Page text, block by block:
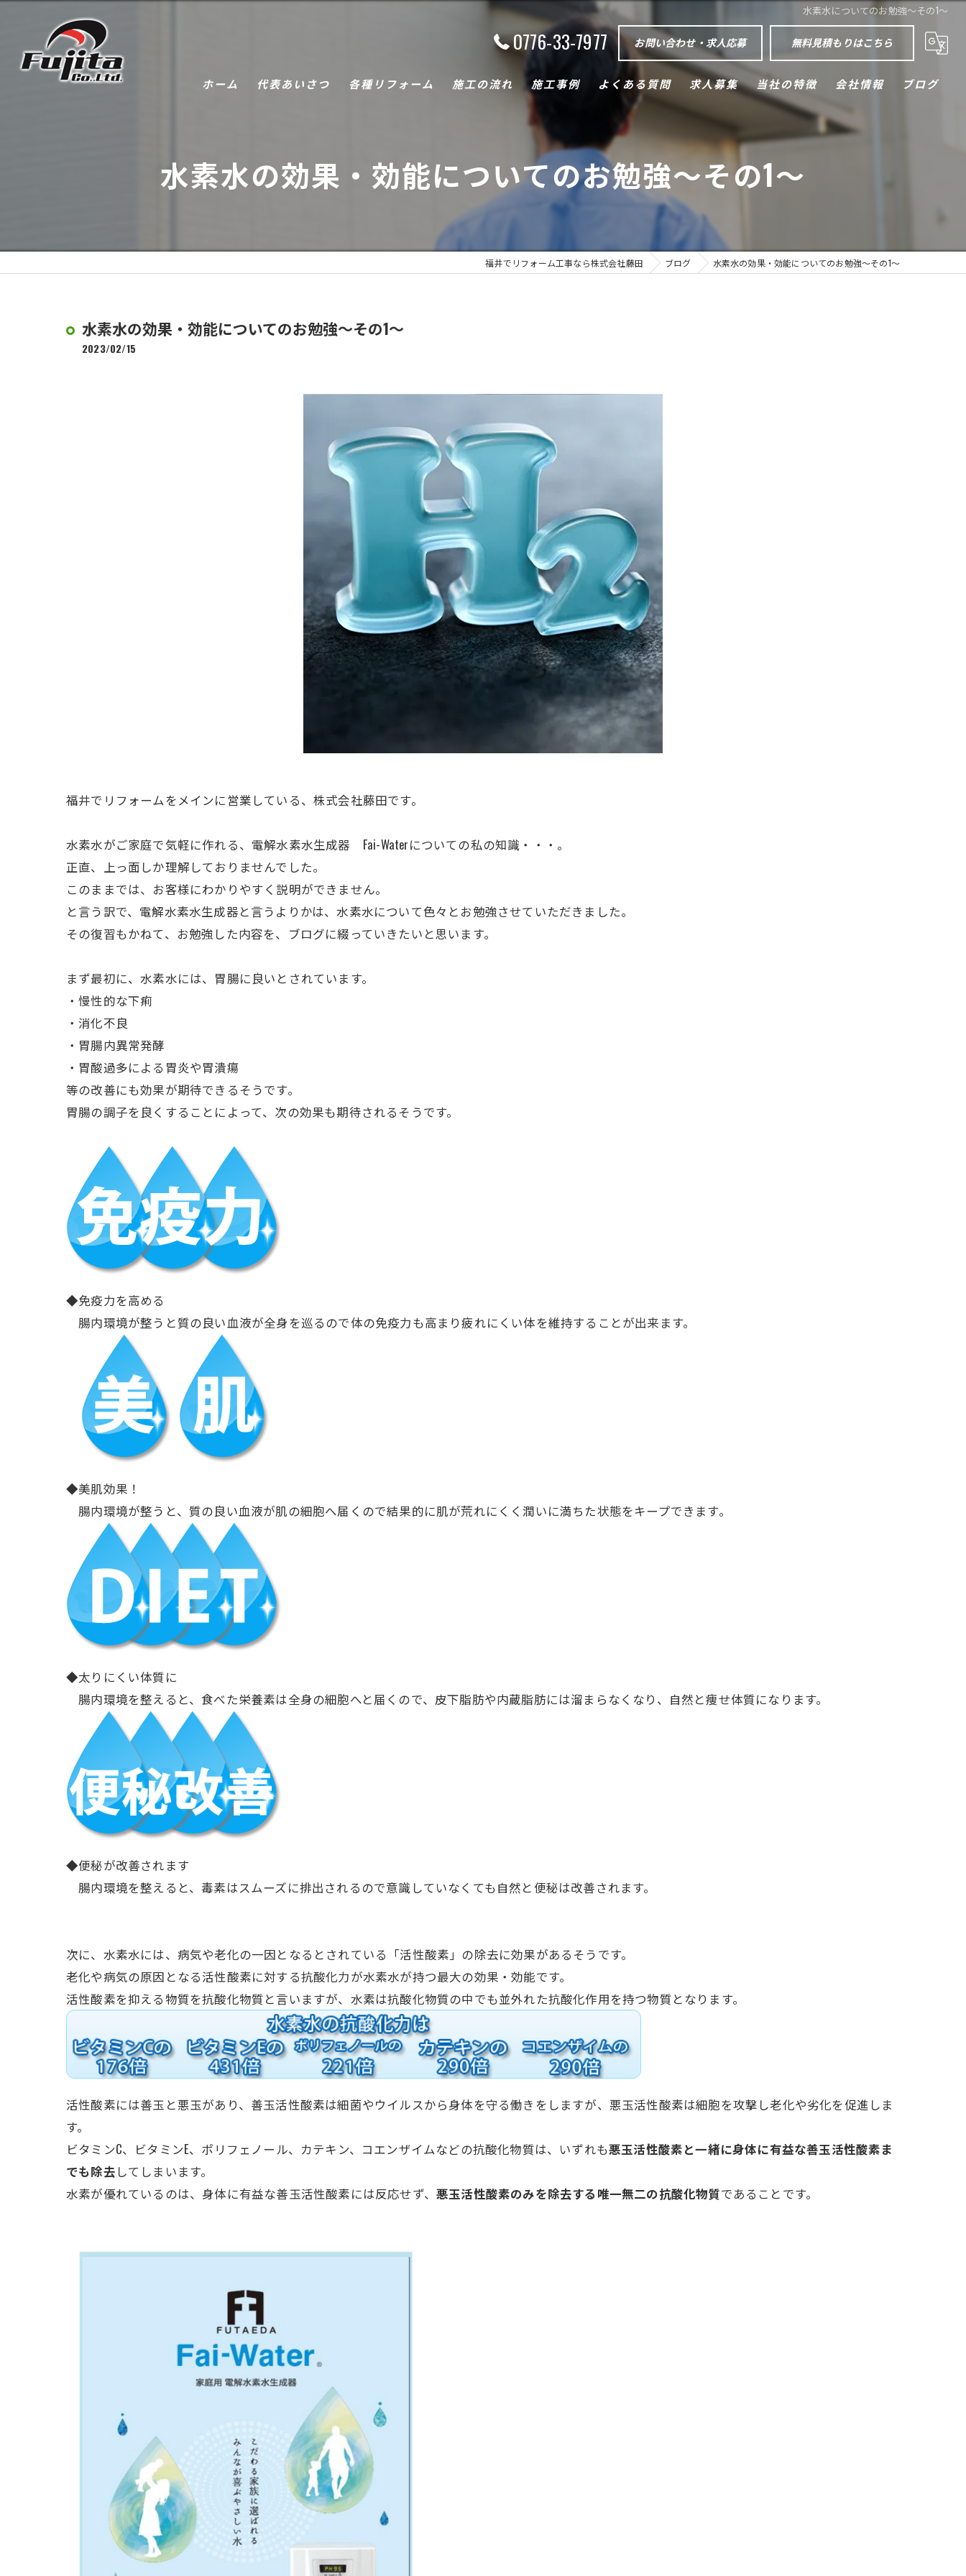
水素水についてのお勉強～その1～
0776-33-7977 お問い合わせ・求人応募 無料見積もりはこちら
ホーム 代表あいさつ 各種リフォーム
トイレ
バリアフリー
施工の流れ 施工事例 よくある質問 求人募集 当社の特徴
屋根塗装
エクステリア
会社情報 ブログ
水素水の効果・効能についてのお勉強～その1～
福井でリフォーム工事なら株式会社藤田 ブログ 水素水の効果・効能についてのお勉強～その1～
水素水の効果・効能についてのお勉強～その1～
2023/02/15
福井でリフォームをメインに営業している、株式会社藤田です。
水素水がご家庭で気軽に作れる、電解水素水生成器 Fai-Waterについての私の知識・・・。
正直、上っ面しか理解しておりませんでした。
このままでは、お客様にわかりやすく説明ができません。
と言う訳で、電解水素水生成器と言うよりかは、水素水について色々とお勉強させていただきました。
その復習もかねて、お勉強した内容を、ブログに綴っていきたいと思います。
まず最初に、水素水には、胃腸に良いとされています。
・慢性的な下痢
・消化不良
・胃腸内異常発酵
・胃酸過多による胃炎や胃潰瘍
等の改善にも効果が期待できるそうです。
胃腸の調子を良くすることによって、次の効果も期待されるそうです。
◆免疫力を高める
腸内環境が整うと質の良い血液が全身を巡るので体の免疫力も高まり疲れにくい体を維持することが出来ます。
◆美肌効果！
腸内環境が整うと、質の良い血液が肌の細胞へ届くので結果的に肌が荒れにくく潤いに満ちた状態をキープできます。
◆太りにくい体質に
腸内環境を整えると、食べた栄養素は全身の細胞へと届くので、皮下脂肪や内蔵脂肪には溜まらなくなり、自然と痩せ体質になります。
◆便秘が改善されます
腸内環境を整えると、毒素はスムーズに排出されるので意識していなくても自然と便秘は改善されます。
次に、水素水には、病気や老化の一因となるとされている「活性酸素」の除去に効果があるそうです。
老化や病気の原因となる活性酸素に対する抗酸化力が水素水が持つ最大の効果・効能です。
活性酸素を抑える物質を抗酸化物質と言いますが、水素は抗酸化物質の中でも並外れた抗酸化作用を持つ物質となります。
活性酸素には善玉と悪玉があり、善玉活性酸素は細菌やウイルスから身体を守る働きをしますが、悪玉活性酸素は細胞を攻撃し老化や劣化を促進しま
す。
ビタミンC、ビタミンE、ポリフェノール、カテキン、コエンザイムなどの抗酸化物質は、いずれも悪玉活性酸素と一緒に身体に有益な善玉活性酸素ま
でも除去 してしまいます。
水素が優れているのは、身体に有益な善玉活性酸素には反応せず、悪玉活性酸素のみを除去する唯一無二の抗酸化物質であることです。